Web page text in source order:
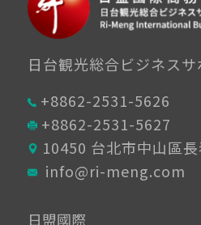
日台観光総合ビジネス
+8862-2531-5626
+8862-2531-5627
10450 台北市中山區
info@ri-meng.com
日盟國際